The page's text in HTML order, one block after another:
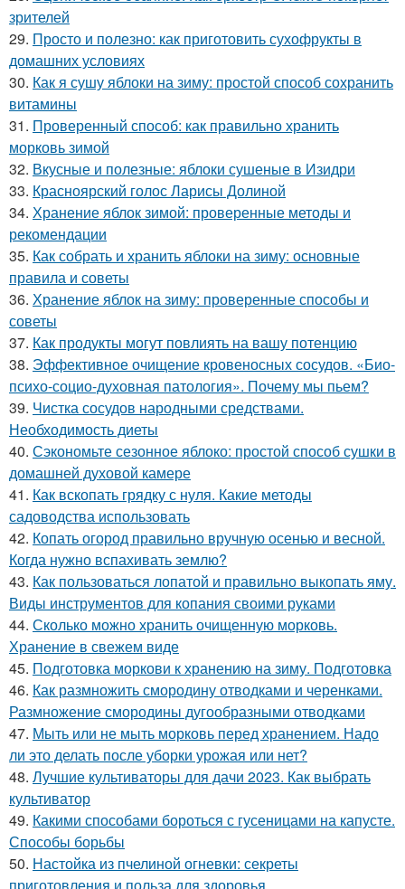
зрителей
29. Просто и полезно: как приготовить сухофрукты в
домашних условиях
30. Как я сушу яблоки на зиму: простой способ сохранить
витамины
31. Проверенный способ: как правильно хранить
морковь зимой
32. Вкусные и полезные: яблоки сушеные в Изидри
33. Красноярский голос Ларисы Долиной
34. Хранение яблок зимой: проверенные методы и
рекомендации
35. Как собрать и хранить яблоки на зиму: основные
правила и советы
36. Хранение яблок на зиму: проверенные способы и
советы
37. Как продукты могут повлиять на вашу потенцию
38. Эффективное очищение кровеносных сосудов. «Био-
психо-социо-духовная патология». Почему мы пьем?
39. Чистка сосудов народными средствами.
Необходимость диеты
40. Сэкономьте сезонное яблоко: простой способ сушки в
домашней духовой камере
41. Как вскопать грядку с нуля. Какие методы
садоводства использовать
42. Копать огород правильно вручную осенью и весной.
Когда нужно вспахивать землю?
43. Как пользоваться лопатой и правильно выкопать яму.
Виды инструментов для копания своими руками
44. Сколько можно хранить очищенную морковь.
Хранение в свежем виде
45. Подготовка моркови к хранению на зиму. Подготовка
46. Как размножить смородину отводками и черенками.
Размножение смородины дугообразными отводками
47. Мыть или не мыть морковь перед хранением. Надо
ли это делать после уборки урожая или нет?
48. Лучшие культиваторы для дачи 2023. Как выбрать
культиватор
49. Какими способами бороться с гусеницами на капусте.
Способы борьбы
50. Настойка из пчелиной огневки: секреты